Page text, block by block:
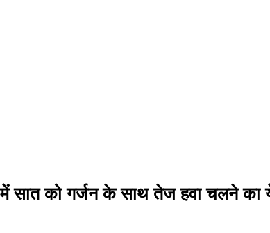
सात को गर्जन के साथ तेज हवा चलने का